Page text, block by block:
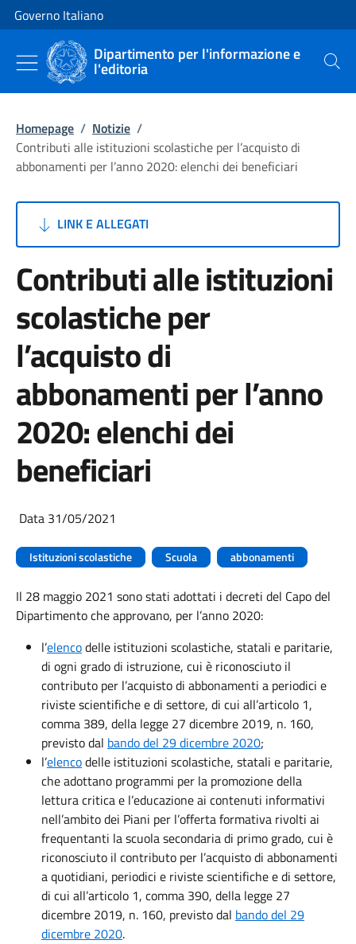
Vai al contenuto
Vai alla navigazione del sito
Governo Italiano
Dipartimento per l'informazione e
l'editoria Cerca
Homepage / Notizie /
Contributi alle istituzioni scolastiche per l’acquisto di
abbonamenti per l’anno 2020: elenchi dei beneficiari
LINK E ALLEGATI
Contributi alle istituzioni
scolastiche per
l’acquisto di
abbonamenti per l’anno
2020: elenchi dei
beneficiari
Data 31/05/2021
Istituzioni scolastiche Scuola abbonamenti
Il 28 maggio 2021 sono stati adottati i decreti del Capo del
Dipartimento che approvano, per l’anno 2020:
l’elencodelle istituzioni scolastiche, statali e paritarie,
di ogni grado di istruzione, cui è riconosciuto il
contributo per l’acquisto di abbonamenti a periodici e
riviste scientifiche e di settore, di cui all’articolo 1,
comma 389, della legge 27 dicembre 2019, n. 160,
previsto dal bando del 29 dicembre 2020;
l’elencodelle istituzioni scolastiche, statali e paritarie,
che adottano programmi per la promozione della
lettura critica e l’educazione ai contenuti informativi
nell’ambito dei Piani per l’offerta formativa rivolti ai
frequentanti la scuola secondaria di primo grado, cui è
riconosciuto il contributo per l’acquisto di abbonamenti
a quotidiani, periodici e riviste scientifiche e di settore,
di cui all’articolo 1, comma 390, della legge 27
dicembre 2019, n. 160, previsto dal bando del 29
dicembre 2020.